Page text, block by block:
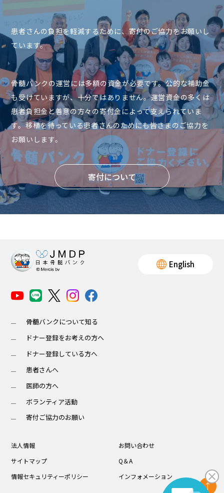
患者さんの負担を軽減するために、寄付のご協力をお願いし
ています。
骨髄バンクの運営には多額の資金が必要です。公的な補助金
も受けていますが、十分ではありません。運営資金の多くは
患者負担金と善意の方々の寄付金によって支えられていま
す。移植を待っている患者さんのためにも皆さまのご協力を
お願いします。
寄付について
English
骨髄バンクについて知る
ドナー登録をお考えの方へ
ドナー登録している方へ
患者さんへ
医師の方へ
ボランティア活動
寄付ご協力のお願い
法人情報
サイトマップ
情報セキュリティーポリシー
お問い合わせ
Q＆A
インフォメーション